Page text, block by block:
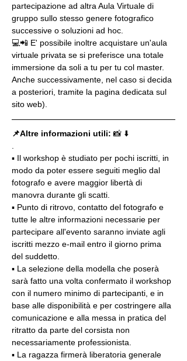
partecipazione ad altra Aula Virtuale di
gruppo sullo stesso genere fotografico
successive o soluzioni ad hoc.
💻📲 E' possibile inoltre acquistare un'aula
virtuale privata se si preferisce una totale
immersione da soli a tu per tu col master.
Anche successivamente, nel caso si decida
a posteriori, tramite la pagina dedicata sul
sito web).
📌Altre informazioni utili: 📸 ⬇️
▪️ Il workshop è studiato per pochi iscritti, in
modo da poter essere seguiti meglio dal
fotografo e avere maggior libertà di
manovra durante gli scatti.
▪️ Punto di ritrovo, contatto del fotografo e
tutte le altre informazioni necessarie per
partecipare all'evento saranno inviate agli
iscritti mezzo e-mail entro il giorno prima
del suddetto.
▪️ La selezione della modella che poserà
sarà fatto una volta confermato il workshop
con il numero minimo di partecipanti, e in
base alle disponibilità e per costringere alla
comunicazione e alla messa in pratica del
ritratto da parte del corsista non
necessariamente professionista.
▪️ La ragazza firmerà liberatoria generale